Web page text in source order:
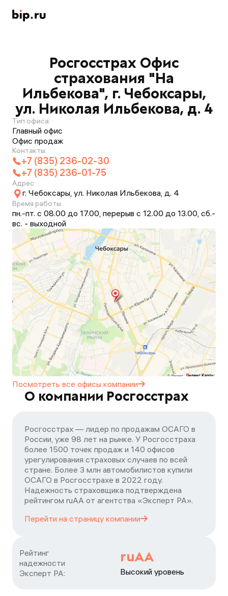
Росгосстрах Офис
страхования "На
Ильбекова", г. Чебоксары,
ул. Николая Ильбекова, д. 4
Тип офиса:
Главный офис
Офис продаж
Контакты:
+7 (835) 236-02-30
+7 (835) 236-01-75
Адрес:
г. Чебоксары, ул. Николая Ильбекова, д. 4
Время работы:
пн.-пт. с 08.00 до 17.00, перерыв с 12.00 до 13.00, сб.-
вс. - выходной
Посмотреть все офисы компании
О компании Росгосстрах
Росгосстрах — лидер по продажам ОСАГО в
России, уже 98 лет на рынке. У Росгосстраха
более 1500 точек продаж и 140 офисов
урегулирования страховых случаев по всей
стране. Более 3 млн автомобилистов купили
ОСАГО в Росгосстрахе в 2022 году.
Надежность страховщика подтверждена
рейтингом ruАА от агентства «Эксперт РА».
Перейти на страницу компании
Рейтинг
надежности
Эксперт РА:
ruAA
Высокий уровень